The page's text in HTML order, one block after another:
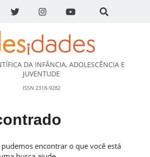
DESidades
DA INFÂNCIA, ADOLESCÊNCIA E
JUVENTUDE
ISSN 2318-9282
encontrar o que você está